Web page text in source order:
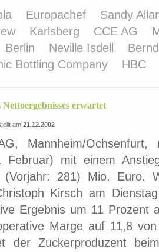
Europachef
Sandy
Karlsberg CCE AG
Berlin Neville Isdell
Bottling Company HBC
erwartet
am 21.12.2002
Mannheim/
Februar) mit einem
281) Mio. Euro.
Kirsch am
Ergebnis um 11 Prozent
Marge auf 11,8
der Zuckerproduzent